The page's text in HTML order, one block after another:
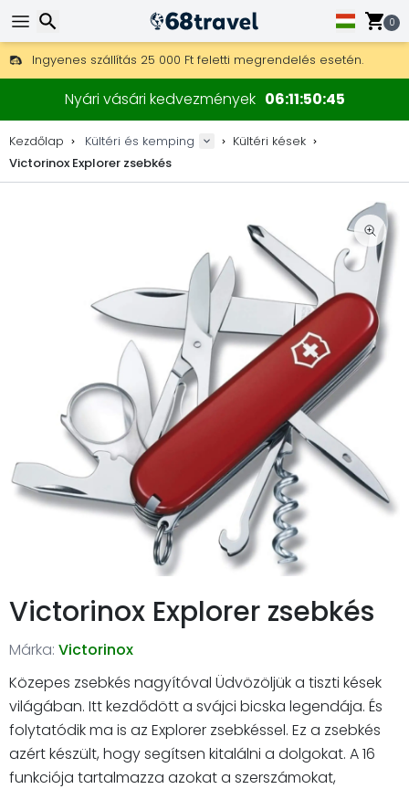
0
Ingyenes szállítás 25 000 Ft feletti megrendelés esetén.
30 nap a visszaküldésre, 90 nap a fa térképekre és dekorokra.
A legjobb árak outdoor felszerelésekre és kiegészítőkre.
Nyári vásári kedvezmények 06115044
Kezdőlap Kültéri és kemping
Kültéri kések
Victorinox Explorer zsebkés
Victorinox Explorer zsebkés
Márka: Victorinox
Közepes zsebkés nagyítóval Üdvözöljük a tiszti kések
világában. Itt kezdődött a svájci bicska legendája. És
folytatódik ma is az Explorer zsebkéssel. Ez a zsebkés
azért készült, hogy segítsen kitalálni a dolgokat. A 16
funkciója tartalmazza azokat a szerszámokat,
Keresés